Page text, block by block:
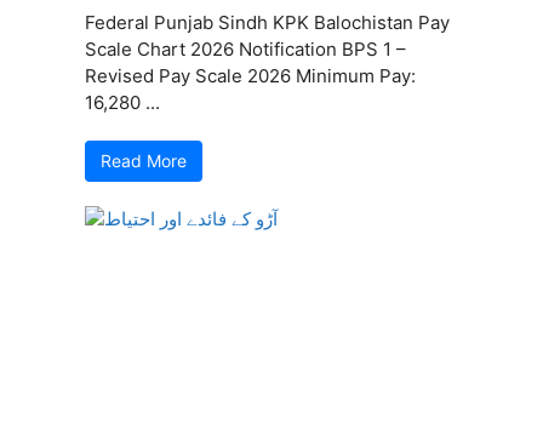
Federal Punjab Sindh KPK Balochistan Pay
Scale Chart 2026 Notification BPS 1 –
Revised Pay Scale 2026 Minimum Pay:
16,280 ...
Read More